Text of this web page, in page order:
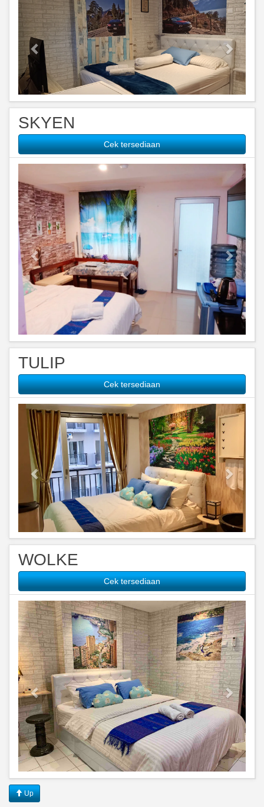
SKYEN
Cek tersediaan
Next
TULIP
Cek tersediaan
Previous Next
WOLKE
Cek tersediaan
Previous Next
Up